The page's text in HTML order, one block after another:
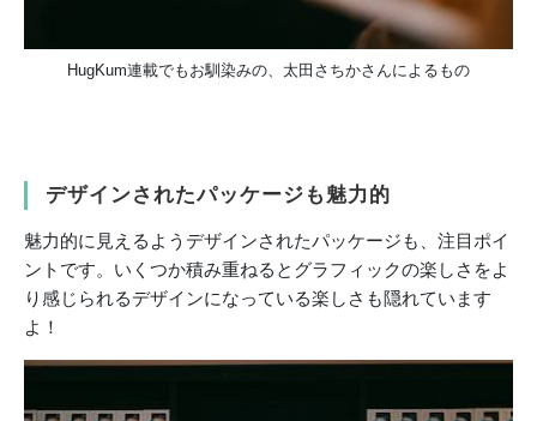
HugKum連載でもお馴染みの、太田さちかさんによるもの
デザインされたパッケージも魅力的
魅力的に見えるようデザインされたパッケージも、注目ポイ
ントです。いくつか積み重ねるとグラフィックの楽しさをよ
り感じられるデザインになっている楽しさも隠れています
よ！